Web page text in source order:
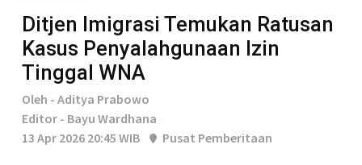
Ditjen Imigrasi Temukan Ratusan
Kasus Penyalahgunaan Izin
Tinggal WNA
Oleh - Aditya Prabowo
Editor - Bayu Wardhana
13 Apr 2026 20:45 WIB
Pusat Pemberitaan